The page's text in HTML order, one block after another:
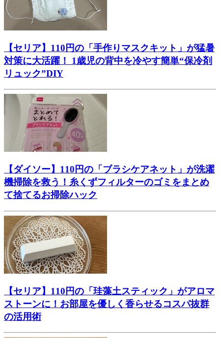
【セリア】110円の「手作りマスクキット」が猛暑
対策に大活躍！ 1歳児の背中を冷やす簡単“保冷剤
リュック”DIY
【ダイソー】110円の「ブラシケアネット」が洗濯
機掃除を救う！糸くずフィルターのゴミをまとめ
て捨てるお掃除ハック
【セリア】110円の「珪藻土スティック」がアロマ
ストーンに！お部屋を優しく香らせるコスパ抜群
の活用術